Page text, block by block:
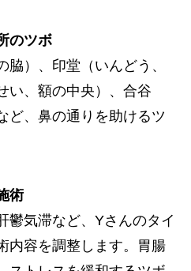
のツボ
）、印堂（いんどう、
い、額の中央）、合谷
ど、鼻の通りを助けるツ
術
鬱気滞など、Yさんのタイ
内容を調整します。胃腸